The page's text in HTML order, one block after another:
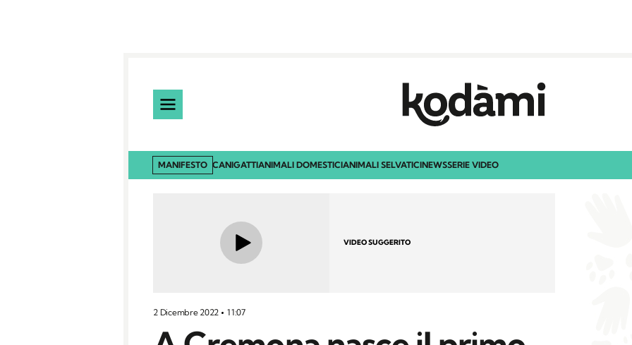
MANIFESTO CANIGATTIANIMALI DOMESTICIANIMALI SELVATICINEWSSERIE VIDEO
VIDEO SUGGERITO
2 Dicembre 2022 11:07